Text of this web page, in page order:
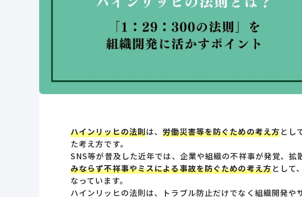
ハインリッヒの法則は、労働災害等を防ぐための考え方とし
た考え方です。
SNS等が普及した近年では、企業や組織の不祥事が発覚、拡
みならず不祥事やミスによる事故を防ぐための考え方として
なっています。
ハインリッヒの法則は、トラブル防止だけでなく組織開発や